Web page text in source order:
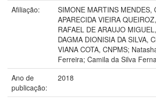
Afiliação:
SIMONE MARTINS MENDES,
APARECIDA VIEIRA
RAFAEL DE ARAUJO
DAGMA DIONISIA DA SILVA,
VIANA COTA, CNPMS;
Ferreira; Camila da Silva
Ano de
publicação:
2018